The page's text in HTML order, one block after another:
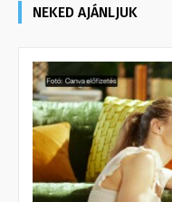
NEKED AJÁNLJUK